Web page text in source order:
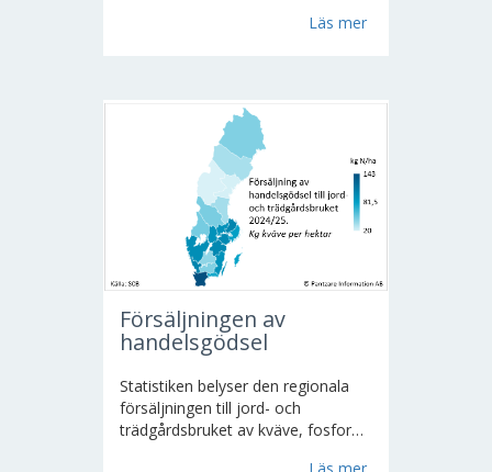
är ojämnt fördelad inom länet med
Läs mer
Försäljningen av
handelsgödsel
Statistiken belyser den regionala
försäljningen till jord- och
trädgårdsbruket av kväve, fosfor